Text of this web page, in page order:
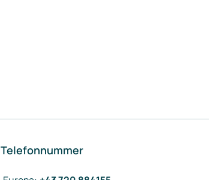
Telefonnummer